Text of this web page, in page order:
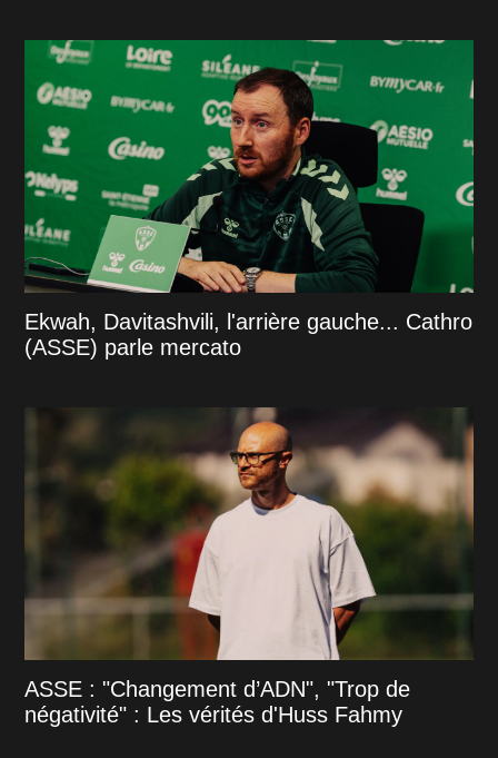
Ekwah, Davitashvili, l'arrière gauche... Cathro
(ASSE) parle mercato
ASSE : "Changement d’ADN", "Trop de
négativité" : Les vérités d'Huss Fahmy